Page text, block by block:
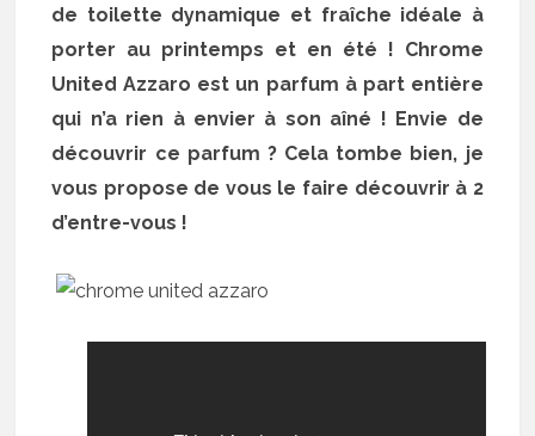
de toilette dynamique et fraîche idéale à
porter au printemps et en été ! Chrome
United Azzaro est un parfum à part entière
qui n’a rien à envier à son aîné ! Envie de
découvrir ce parfum ? Cela tombe bien, je
vous propose de vous le faire découvrir à 2
d’entre-vous !